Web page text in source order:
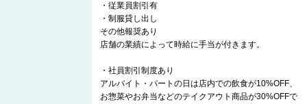
・従業員割引有
・制服貸し出し
その他報奨あり
店舗の業績によって時給に手当が付きます。
・社員割引制度あり
アルバイト・パートの日は店内での飲食が10%OFF、
お惣菜やお弁当などのテイクアウト商品が30%OFFで